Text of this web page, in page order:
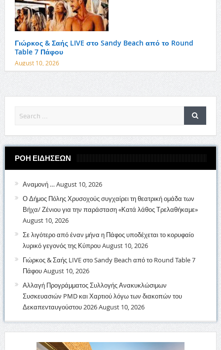
Γιώρκος & Σαής LIVE στο Sandy Beach από το Round
Table 7 Πάφου
August 10, 2026
ΡΟΗ ΕΙΔΗΣΕΩΝ
Αναμονή … August 10, 2026
Ο Δήμος Πόλης Χρυσοχούς συγχαίρει τη θεατρική ομάδα των
Βήχα/ Ζένιου για την παράσταση «Κατά λάθος Τρελαθήκαμε»
August 10, 2026
Σε λιγότερο από έναν μήνα η Πάφος υποδέχεται το κορυφαίο
λυρικό γεγονός της ΚύπρουAugust 10, 2026
Γιώρκος & Σαής LIVE στο Sandy Beach από το Round Table 7
ΠάφουAugust 10, 2026
Αλλαγή Προγράμματος Συλλογής Ανακυκλώσιμων
Συσκευασιών PMD και Χαρτιού λόγω των διακοπών του
Δεκαπενταυγούστου 2026August 10, 2026